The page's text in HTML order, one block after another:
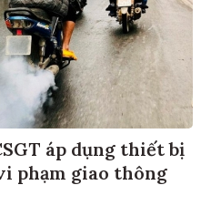
áp dụng thiết bị
phạm giao thông